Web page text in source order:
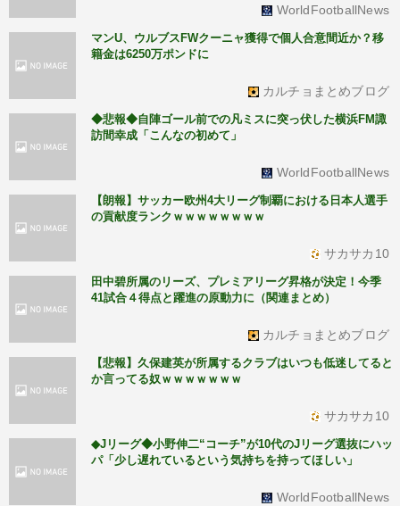
WorldFootballNews
マンU、ウルブスFWクーニャ獲得で個人合意間近か？移
籍金は6250万ポンドに
カルチョまとめブログ
◆悲報◆自陣ゴール前での凡ミスに突っ伏した横浜FM諏
訪間幸成「こんなの初めて」
WorldFootballNews
【朗報】サッカー欧州4大リーグ制覇における日本人選手
の貢献度ランクｗｗｗｗｗｗｗｗ
サカサカ10
田中碧所属のリーズ、プレミアリーグ昇格が決定！今季
41試合４得点と躍進の原動力に（関連まとめ）
カルチョまとめブログ
【悲報】久保建英が所属するクラブはいつも低迷してると
か言ってる奴ｗｗｗｗｗｗｗ
サカサカ10
◆Jリーグ◆小野伸二“コーチ”が10代のJリーグ選抜にハッ
パ「少し遅れているという気持ちを持ってほしい」
WorldFootballNews